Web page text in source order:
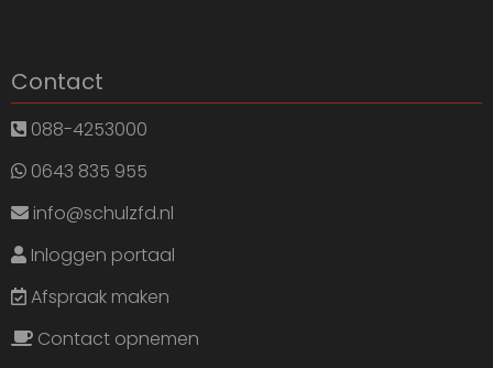
Contact
088-4253000
0643 835 955
info@schulzfd.nl
Inloggen portaal
Afspraak maken
Contact opnemen